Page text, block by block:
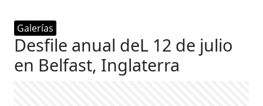
Galerías
Desfile anual deL 12 de julio
en Belfast, Inglaterra